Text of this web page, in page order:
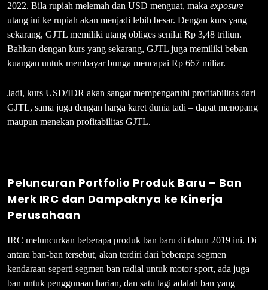
2022. Bila rupiah melemah dan USD menguat, maka exposure
utang ini ke rupiah akan menjadi lebih besar. Dengan kurs yang
sekarang, GJTL memiliki utang obliges senilai Rp 3,48 triliun.
Bahkan dengan kurs yang sekarang, GJTL juga memiliki beban
kuangan untuk membayar bunga mencapai Rp 667 miliar.
Jadi, kurs USD/IDR akan sangat mempengaruhi profitabilitas dari
GJTL, sama juga dengan harga karet dunia tadi – dapat menopang
maupun menekan profitabilitas GJTL.
Peluncuran Portfolio Produk Baru – Ban
Merk IRC dan Dampaknya ke Kinerja
Perusahaan
IRC meluncurkan beberapa produk ban baru di tahun 2019 ini. Di
antara ban-ban tersebut, akan terdiri dari beberapa segmen
kendaraan seperti segmen ban radial untuk motor sport, ada juga
ban untuk penggunaan harian, dan satu lagi adalah ban yang